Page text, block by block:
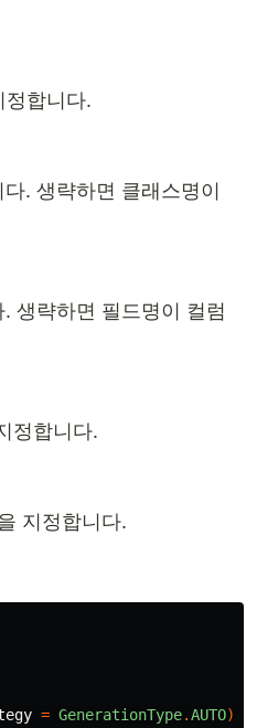
정합니다.
. 생략하면 클래스명이
생략하면 필드명이 컬럼
정합니다.
지정합니다.
= GenerationType.AUTO)